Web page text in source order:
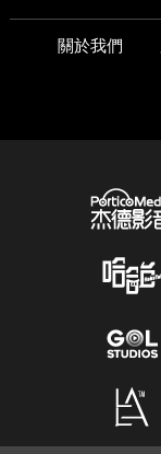
關於我們